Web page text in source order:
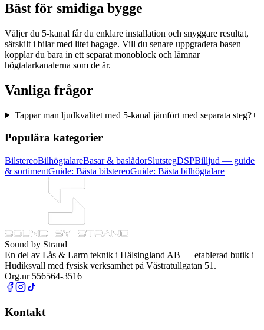
Bäst för smidiga bygge
Väljer du 5-kanal får du enklare installation och snyggare resultat,
särskilt i bilar med litet bagage. Vill du senare uppgradera basen
kopplar du bara in ett separat monoblock och lämnar
högtalarkanalerna som de är.
Vanliga frågor
Tappar man ljudkvalitet med 5-kanal jämfört med separata steg?+
Populära kategorier
BilstereoBilhögtalareBasar & baslådorSlutstegDSPBilljud — guide
& sortimentGuide: Bästa bilstereoGuide: Bästa bilhögtalare
Sound by Strand
En del av Lås & Larm teknik i Hälsingland AB — etablerad butik i
Hudiksvall med fysisk verksamhet på Västratullgatan 51.
Org.nr 556564-3516
Kontakt